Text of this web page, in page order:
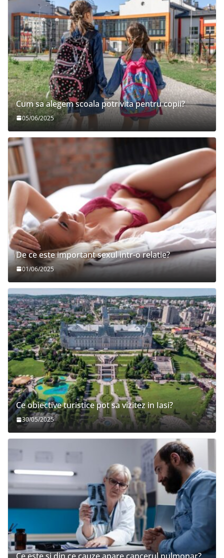
Cum sa alegem scoala potrivita pentru copii?
05/06/2025
De ce este important sexul intr-o relatie?
01/06/2025
Ce obiective turistice pot sa vizitez in Iasi?
30/05/2025